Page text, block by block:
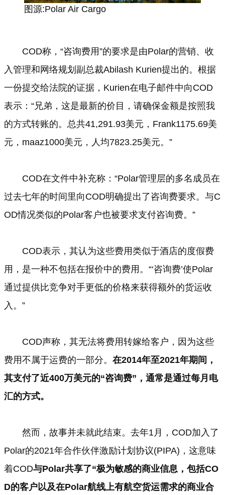
图源:Polar Air Cargo
COD称，“咨询费用”的要求是由Polar的营销、收
入管理和网络规划副总裁Abilash Kurien提出的。根据
一份提交给法院的证据，Kurien在电子邮件中向COD
表示：“兄弟，这是最新的价目，请确保金额是按照我
的方式转账的。总共41,291.93美元，Frank1175.69美
元，maaz1000美元，人均7823.25美元。”
COD在文件中补充称：“Polar管理层的多名成员在
过去七年的时间里向COD明确提出了咨询费要求。与C
OD情况类似的Polar客户也被要求支付咨询费。”
COD表示，其认为这些费用类似于酒店的度假费
用，是一种不包括在报价中的费用。“‘咨询费’使Polar
通过提供比竞争对手更低的价格来获得额外的货运收
入。”
COD声称，其无法将费用转嫁给客户，因为这些
费用不属于运费的一部分。 在2014年至2021年期间，
其支付了近400万美元的“咨询费”，通常是通过每月电
汇的方式。
然而，故事并未就此结束。去年1月，COD加入了
Polar的2021年合作伙伴激励计划协议(PIPA)，这意味
着COD与Polar共享了“极为敏感的商业信息，包括CO
D的客户以及在Polar航线上有航空货运需求的商业合